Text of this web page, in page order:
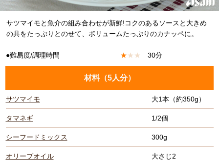
サツマイモと魚介の組み合わせが新鮮!コクのあるソースと大きめ
の具をたっぷりとのせて、ボリュームたっぷりのカナッペに。
●難易度/調理時間 ★★ ★ 30分
材料（5人分）
サツマイモ 大1本（約350g）
タマネギ 1/2個
シーフードミックス 300g
オリーブオイル 大さじ2